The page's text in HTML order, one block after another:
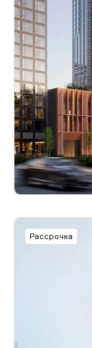
Рассрочка